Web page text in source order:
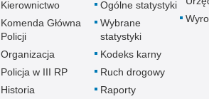
Kierownictwo
Komenda Główna
Policji
Organizacja
Policja w III RP
Historia
Ogólne statystyki
Wybrane
statystyki
Kodeks karny
Ruch drogowy
Raporty